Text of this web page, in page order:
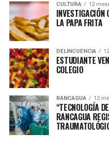
CULTURA 12
INVESTIGACIÓN
LA PAPA FRITA
DELINCUENCIA
ESTUDIANTE
COLEGIO
RANCAGUA 12
“TECNOLOGÍA
RANCAGUA